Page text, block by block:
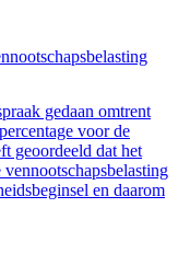
gedaan omtrent
voor de
geoordeeld dat het
en daarom